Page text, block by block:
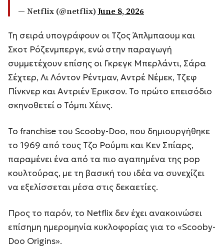
— Netflix (@netflix) June 8, 2026
Τη σειρά υπογράφουν οι Τζος Άπλμπαουμ και
Σκοτ Ρόζενμπεργκ, ενώ στην παραγωγή
συμμετέχουν επίσης οι Γκρεγκ Μπερλάντι, Σάρα
Σέχτερ, Λι Λόντον Ρέντμαν, Αντρέ Νέμεκ, Τζεφ
Πίνκνερ και Αντριέν Έρικσον. Το πρώτο επεισόδιο
σκηνοθετεί ο Τόμπι Χέινς.
Το franchise του Scooby-Doo, που δημιουργήθηκε
το 1969 από τους Τζο Ρούμπι και Κεν Σπίαρς,
παραμένει ένα από τα πιο αγαπημένα της pop
κουλτούρας, με τη βασική του ιδέα να συνεχίζει
να εξελίσσεται μέσα στις δεκαετίες.
Προς το παρόν, το Netflix δεν έχει ανακοινώσει
επίσημη ημερομηνία κυκλοφορίας για το «Scooby-
Doo Origins».